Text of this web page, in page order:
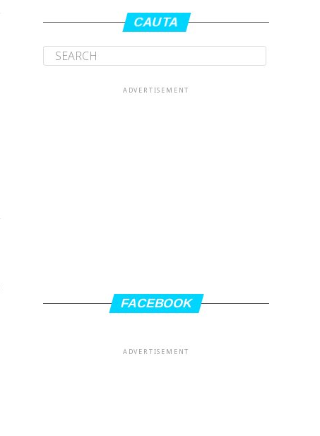
CAUTA
ADVERTISEMENT
FACEBOOK
ADVERTISEMENT